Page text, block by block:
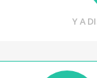
Y A